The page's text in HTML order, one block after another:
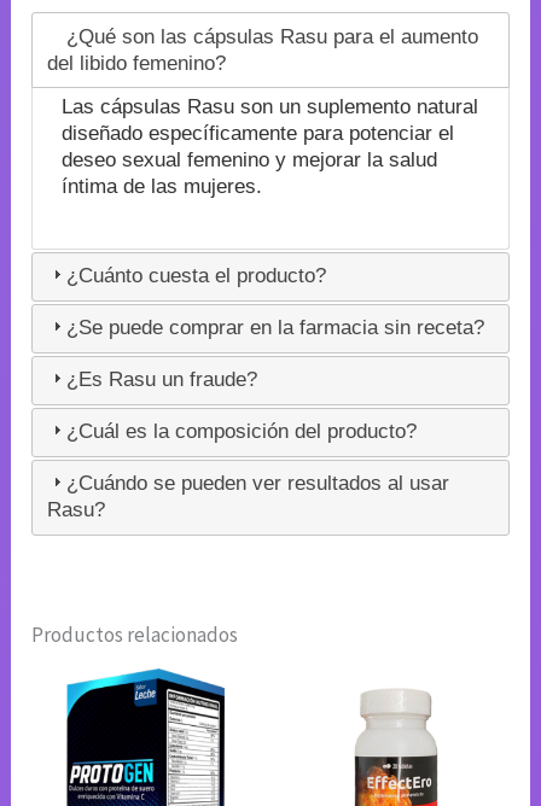
¿Qué son las cápsulas Rasu para el aumento
del libido femenino?
Las cápsulas Rasu son un suplemento natural
diseñado específicamente para potenciar el
deseo sexual femenino y mejorar la salud
íntima de las mujeres.
¿Cuánto cuesta el producto?
¿Se puede comprar en la farmacia sin receta?
¿Es Rasu un fraude?
¿Cuál es la composición del producto?
¿Cuándo se pueden ver resultados al usar
Rasu?
Productos relacionados